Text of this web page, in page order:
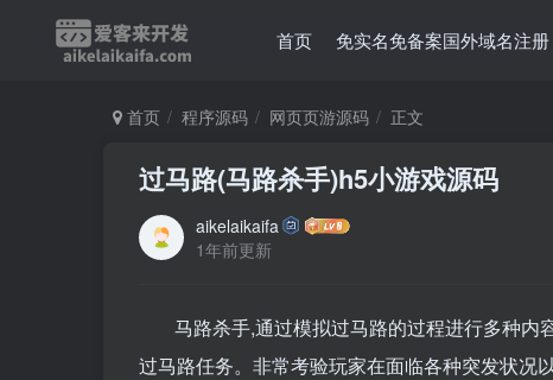
首页 免实名免备案国外域名注册
首页 程序源码 网页页游源码 正文
过马路(马路杀手)h5小游戏源码
aikelaikaifa
1年前更新
马路杀手,通过模拟过马路的过程进行多种
过马路任务。非常考验玩家在面临各种突发状况